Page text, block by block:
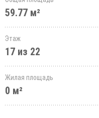
59.77 м²
Этаж
17 из 22
Жилая площадь
0 м²